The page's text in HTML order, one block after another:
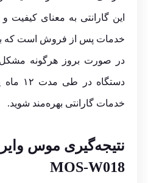
این گارانتی به معنای کیفیت
خدمات پس از فروش است که
در صورت بروز هرگونه
خدمات گارانتی بهره‌مند شوید.
نتیجه‌گیری موس
MOS-W018